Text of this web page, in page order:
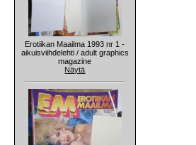
Erotiikan Maailma 1993 nr 1 -
aikuisviihdelehti / adult graphics
magazine
Näytä